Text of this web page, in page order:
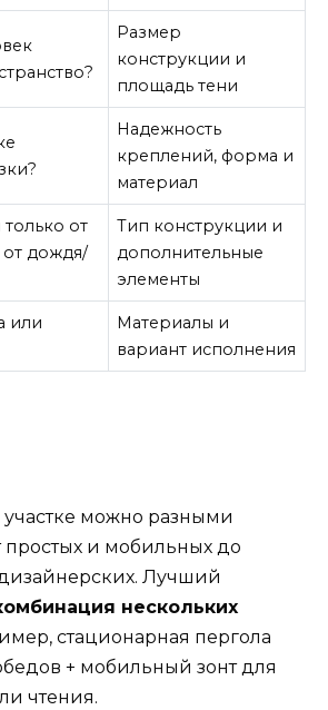
Размер
конструкции и
площадь тени
Надежность
креплений, форма и
материал
только от
дождя/
Тип конструкции и
дополнительные
элементы
или
Материалы и
вариант исполнения
участке можно разными
и мобильных до
Лучший
нескольких
стационарная пергола
+ мобильный зонт для
чтения.